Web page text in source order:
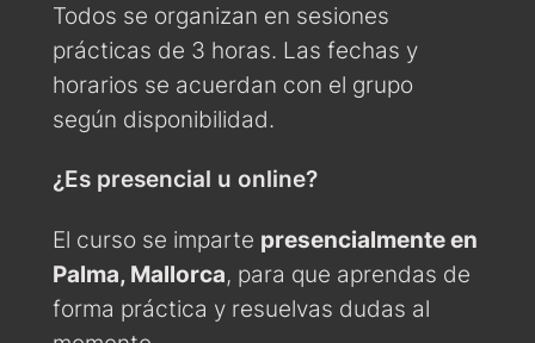
Todos se organizan en sesiones
prácticas de 3 horas. Las fechas y
horarios se acuerdan con el grupo
según disponibilidad.
¿Es presencial u online?
El curso se imparte presencialmente en
Palma, Mallorca, para que aprendas de
forma práctica y resuelvas dudas al